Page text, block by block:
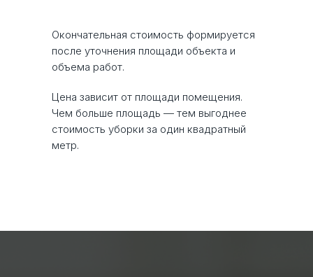
Цена зависит от площади помещения.
Чем больше площадь — тем выгоднее
стоимость уборки за один квадратный
метр.
Окончательная стоимость формируется
после уточнения площади объекта и
объема работ.